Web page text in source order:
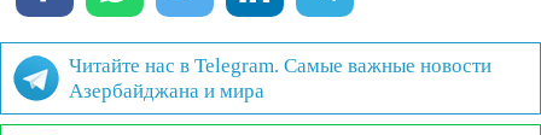
Читайте нас в Telegram. Самые важные новости
Азербайджана и мира